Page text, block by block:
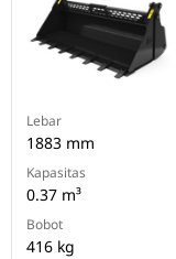
Lebar
1883 mm
Kapasitas
0.37 m³
Bobot
416 kg